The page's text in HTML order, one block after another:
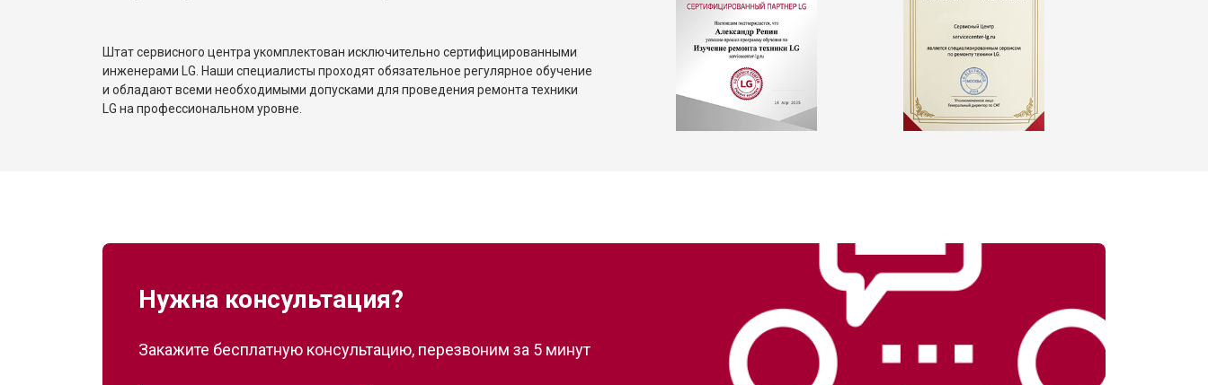
Штат сервисного центра укомплектован исключительно сертифицированными
инженерами LG. Наши специалисты проходят обязательное регулярное обучение
и обладают всеми необходимыми допусками для проведения ремонта техники
LG на профессиональном уровне.
Нужна консультация?
Закажите бесплатную консультацию, перезвоним за 5 минут